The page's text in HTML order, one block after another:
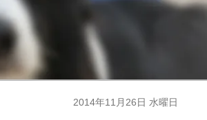
2014年11月26日 水曜日